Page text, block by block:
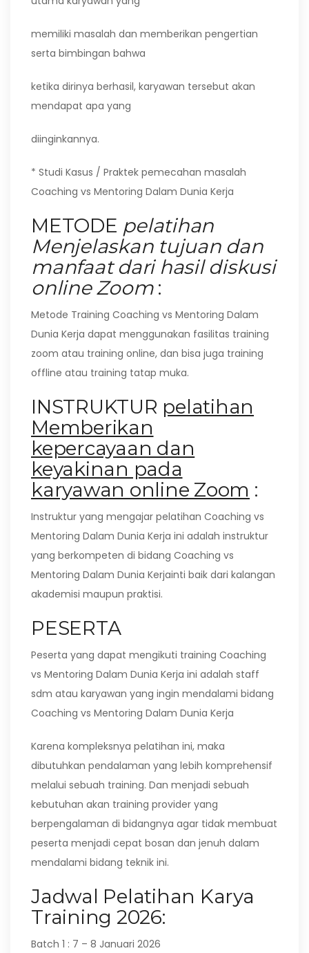
memiliki masalah dan memberikan pengertian
serta bimbingan bahwa
ketika dirinya berhasil, karyawan tersebut akan
mendapat apa yang
diinginkannya.
* Studi Kasus / Praktek pemecahan masalah
Coaching vs Mentoring Dalam Dunia Kerja
METODE pelatihan
Menjelaskan tujuan dan
manfaat dari hasil diskusi
online Zoom:
Metode Training Coaching vs Mentoring Dalam
Dunia Kerja dapat menggunakan fasilitas training
zoom atau training online, dan bisa juga training
offline atau training tatap muka.
INSTRUKTUR pelatihan
Memberikan
kepercayaan dan
keyakinan pada
karyawan online Zoom :
Instruktur yang mengajar pelatihan Coaching vs
Mentoring Dalam Dunia Kerja ini adalah instruktur
yang berkompeten di bidang Coaching vs
Mentoring Dalam Dunia Kerjainti baik dari kalangan
akademisi maupun praktisi.
PESERTA
Peserta yang dapat mengikuti training Coaching
vs Mentoring Dalam Dunia Kerja ini adalah staff
sdm atau karyawan yang ingin mendalami bidang
Coaching vs Mentoring Dalam Dunia Kerja
Karena kompleksnya pelatihan ini, maka
dibutuhkan pendalaman yang lebih komprehensif
melalui sebuah training. Dan menjadi sebuah
kebutuhan akan training provider yang
berpengalaman di bidangnya agar tidak membuat
peserta menjadi cepat bosan dan jenuh dalam
mendalami bidang teknik ini.
Jadwal Pelatihan Karya
Training 2026:
Batch 1 : 7 – 8 Januari 2026